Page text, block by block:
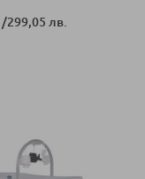
/299,05 лв.